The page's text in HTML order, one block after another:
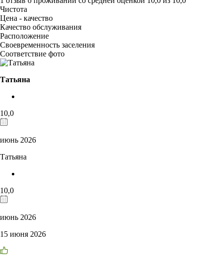
Чистота
Цена - качество
Качество обслуживания
Расположение
Своевременность заселения
Соответствие фото
Татьяна
10,0
июнь 2026
Татьяна
10,0
июнь 2026
15 июня 2026